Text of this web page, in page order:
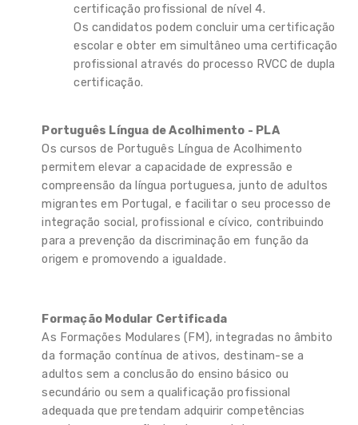
certificação profissional de nível 4.
Os candidatos podem concluir uma certificação
escolar e obter em simultâneo uma certificação
profissional através do processo RVCC de dupla
certificação.
Português Língua de Acolhimento - PLA
Os cursos de Português Língua de Acolhimento
permitem elevar a capacidade de expressão e
compreensão da língua portuguesa, junto de adultos
migrantes em Portugal, e facilitar o seu processo de
integração social, profissional e cívico, contribuindo
para a prevenção da discriminação em função da
origem e promovendo a igualdade.
Formação Modular Certificada
As Formações Modulares (FM), integradas no âmbito
da formação contínua de ativos, destinam-se a
adultos sem a conclusão do ensino básico ou
secundário ou sem a qualificação profissional
adequada que pretendam adquirir competências